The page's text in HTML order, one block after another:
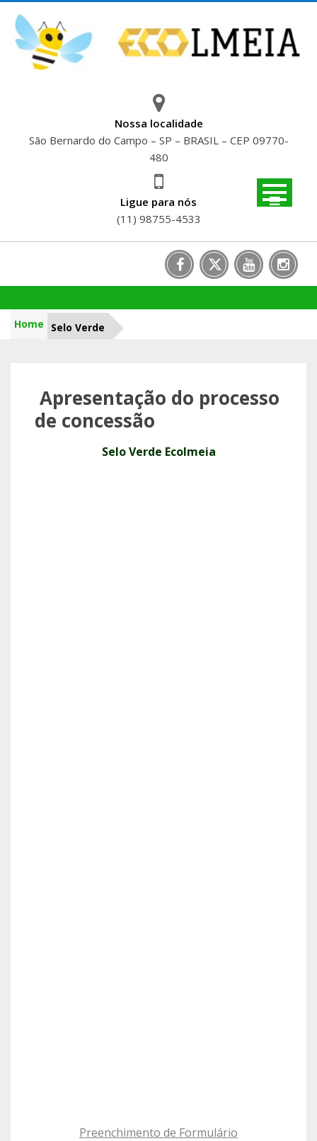
content
Nossa localidade
São Bernardo do Campo – SP – BRASIL – CEP 09770-
480
Ligue para nós
(11) 98755-4533
Home Selo Verde
Apresentação do processo
de concessão
Selo Verde Ecolmeia
Preenchimento de Formulário